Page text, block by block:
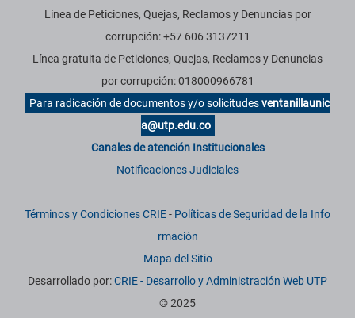
Línea de Peticiones, Quejas, Reclamos y Denuncias por
corrupción: +57 606 3137211
Línea gratuita de Peticiones, Quejas, Reclamos y Denuncias
por corrupción: 018000966781
Para radicación de documentos y/o solicitudesventanillaunic
a@utp.edu.co
Canales de atención Institucionales
Notificaciones Judiciales
Términos y Condiciones CRIE- Políticas de Seguridad de la Info
rmación
Mapa del Sitio
Desarrollado por:CRIE - Desarrollo y Administración Web UTP
© 2025